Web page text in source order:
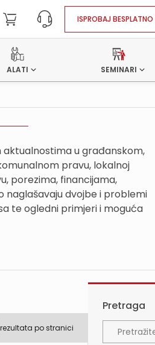
ISPROBAJ BESPLATNO
ALATI SEMINARI
u građanskom,
pravu, lokalnoj
porezima, financijama,
naglašavaju dvojbe i problemi
te ogledni primjeri i moguća
rezultata po stranici
Pretraga